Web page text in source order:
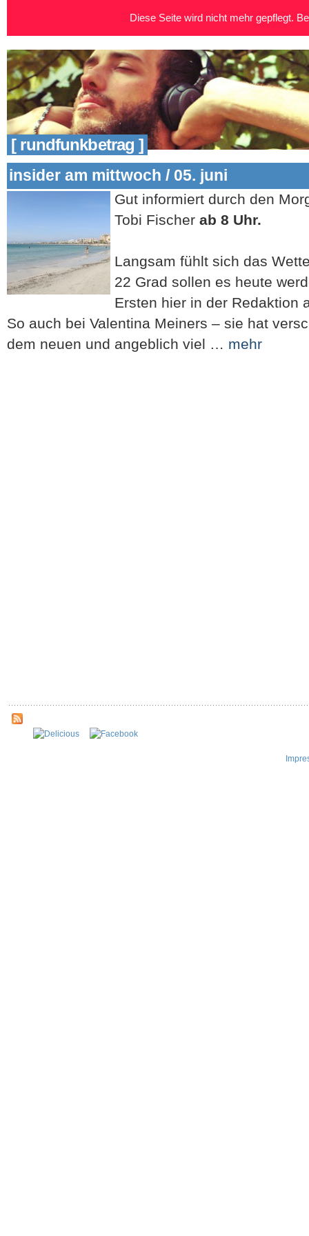
[ rundfunkbetrag ]
insider am mittwoch / 05. juni
Gut informiert durch den
Tobi Fischer ab 8 Uhr.
Langsam fühlt sich das
22 Grad sollen es heute
Ersten hier in der Redaktion
So auch bei Valentina Meiners – sie hat
dem neuen und angeblich viel … mehr
Diese Seite wird nicht mehr gepflegt.